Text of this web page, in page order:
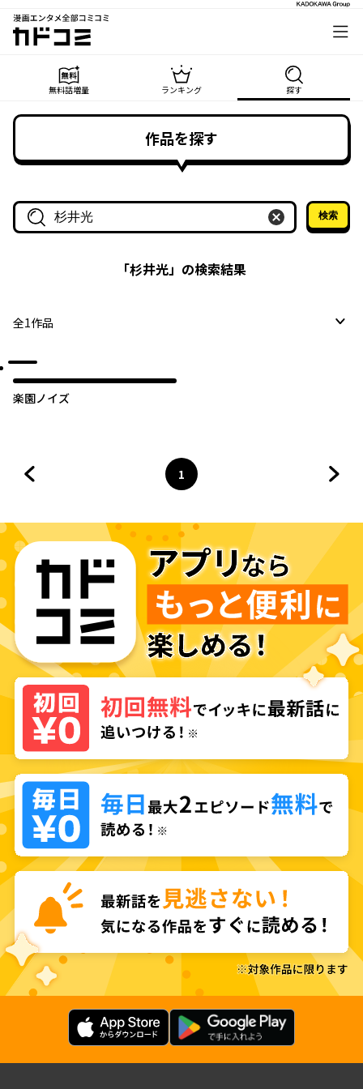
漫画エンタメ全部コミコミ
カドコミ
無料話増量 ランキング 探す
作品を探す
作品名・作家名で探す
検索
「杉井光」の検索結果
全1作品
楽園ノイズ
ページ
1
へ